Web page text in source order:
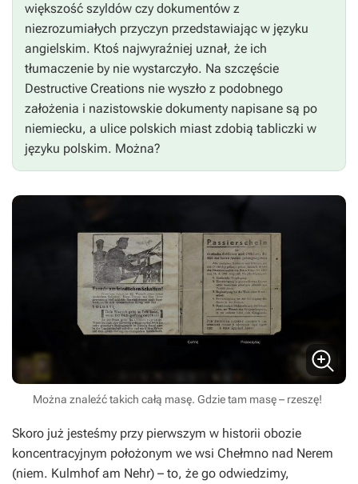
większość szyldów czy dokumentów z
niezrozumiałych przyczyn przedstawiając w języku
angielskim. Ktoś najwyraźniej uznał, że ich
tłumaczenie by nie wystarczyło. Na szczęście
Destructive Creations nie wyszło z podobnego
założenia i nazistowskie dokumenty napisane są po
niemiecku, a ulice polskich miast zdobią tabliczki w
języku polskim. Można?
Można znaleźć takich całą masę. Gdzie tam masę – rzeszę!
Skoro już jesteśmy przy pierwszym w historii obozie
koncentracyjnym położonym we wsi Chełmno nad Nerem
(niem. Kulmhof am Nehr) – to, że go odwiedzimy,